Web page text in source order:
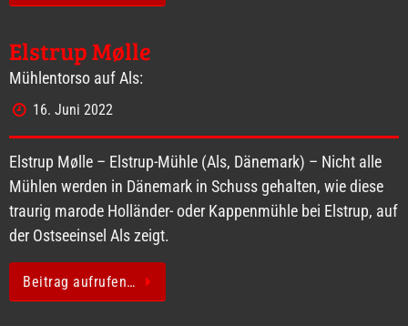
Elstrup Mølle
Mühlentorso auf Als:
16. Juni 2022
Elstrup Mølle – Elstrup-Mühle (Als, Dänemark) – Nicht alle
Mühlen werden in Dänemark in Schuss gehalten, wie diese
traurig marode Holländer- oder Kappenmühle bei Elstrup, auf
der Ostseeinsel Als zeigt.
Beitrag aufrufen…